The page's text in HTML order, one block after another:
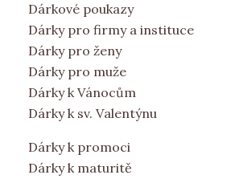
Dárkové poukazy
Dárky pro firmy a instituce
Dárky pro ženy
Dárky pro muže
Dárky k Vánocům
Dárky k sv. Valentýnu
Dárky k promoci
Dárky k maturitě